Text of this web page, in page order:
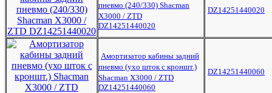
пневмо (240/330) Shacman
X3000 / ZTD
DZ14251440020
DZ14251440020
Амортизатор кабины задний
пневмо (ухо шток с кроншт.)
Shacman Х3000 / ZTD
DZ14251440060
DZ14251440060